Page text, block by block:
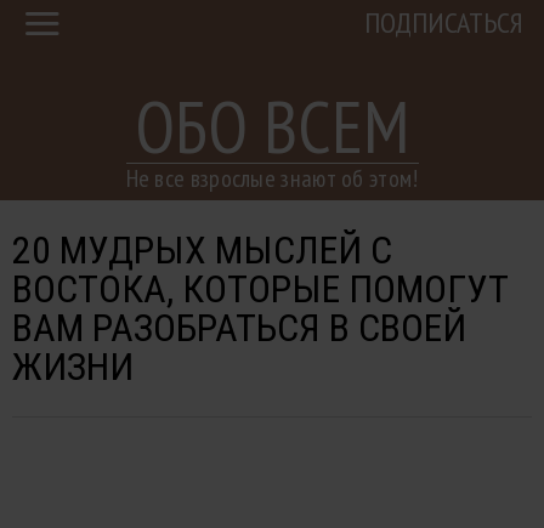
ОБО ВСЕМ
Не все взрослые знают об этом!
ПОДПИСАТЬСЯ
20 МУДРЫХ МЫСЛЕЙ С
ВОСТОКА, КОТОРЫЕ ПОМОГУТ
ВАМ РАЗОБРАТЬСЯ В СВОЕЙ
ЖИЗНИ